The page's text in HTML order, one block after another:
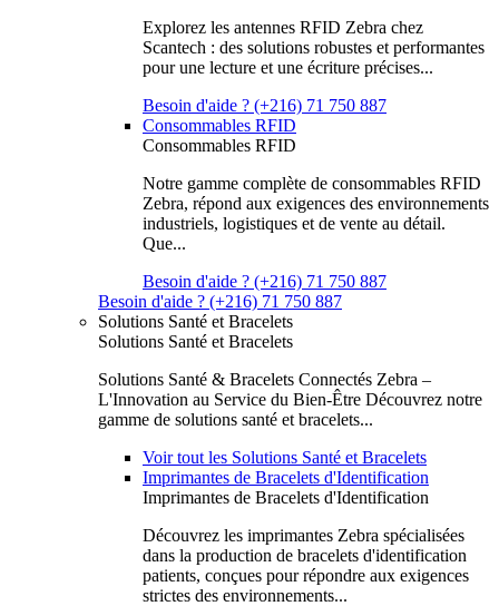
Explorez les antennes RFID Zebra chez
Scantech : des solutions robustes et performantes
pour une lecture et une écriture précises...
Besoin d'aide ? (+216) 71 750 887
Consommables RFID
Consommables RFID
Notre gamme complète de consommables RFID
Zebra, répond aux exigences des environnements
industriels, logistiques et de vente au détail.
Que...
Besoin d'aide ? (+216) 71 750 887
Besoin d'aide ? (+216) 71 750 887
Solutions Santé et Bracelets
Solutions Santé et Bracelets
Solutions Santé & Bracelets Connectés Zebra –
L'Innovation au Service du Bien-Être Découvrez notre
gamme de solutions santé et bracelets...
Voir tout les Solutions Santé et Bracelets
Imprimantes de Bracelets d'Identification
Imprimantes de Bracelets d'Identification
Découvrez les imprimantes Zebra spécialisées
dans la production de bracelets d'identification
patients, conçues pour répondre aux exigences
strictes des environnements...